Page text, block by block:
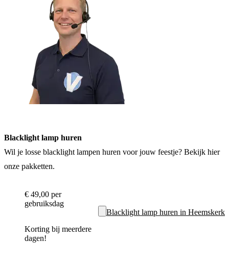
Blacklight lamp huren
Wil je losse blacklight lampen huren voor jouw feestje? Bekijk hier
onze pakketten.
€ 49,00 per
gebruiksdag
Korting bij meerdere
dagen!
Blacklight lamp huren in Heemskerk